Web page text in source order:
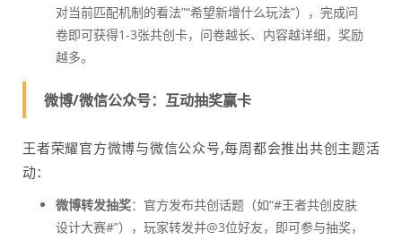
对当前匹配机制的看法”“希望新增什么玩法”），完成问
卷即可获得1-3张共创卡，问卷越长、内容越详细，奖励
越多。
微博/微信公众号：互动抽奖赢卡
王者荣耀官方微博与微信公众号,每周都会推出共创主题活
动：
微博转发抽奖：官方发布共创话题（如“#王者共创皮肤
设计大赛#”），玩家转发并@3位好友，即可参与抽奖，